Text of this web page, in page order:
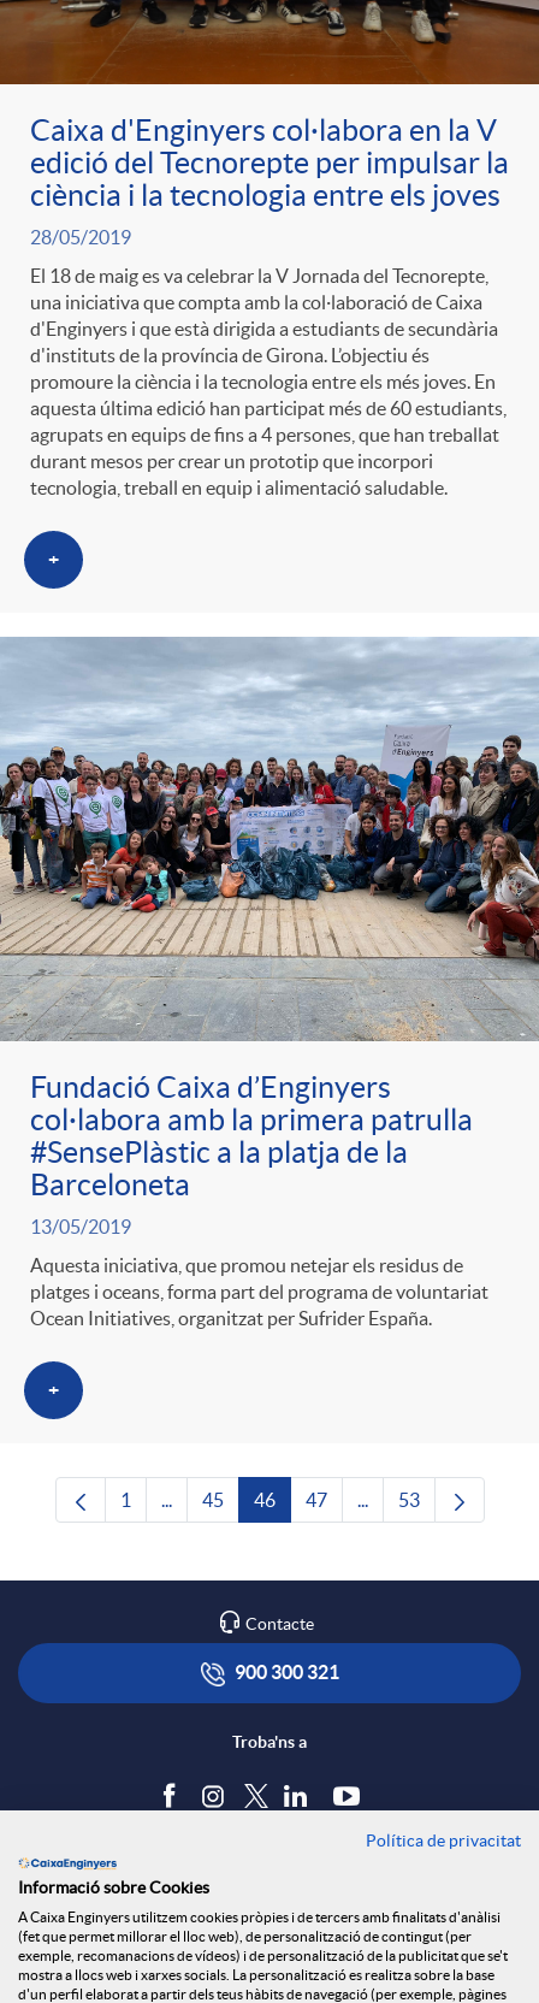
Caixa d'Enginyers col·labora en la V
edició del Tecnorepte per impulsar la
ciència i la tecnologia entre els joves
28/05/2019
El 18 de maig es va celebrar la V Jornada del Tecnorepte,
una iniciativa que compta amb la col·laboració de Caixa
d'Enginyers i que està dirigida a estudiants de secundària
d'instituts de la província de Girona. L’objectiu és
promoure la ciència i la tecnologia entre els més joves. En
aquesta última edició han participat més de 60 estudiants,
agrupats en equips de fins a 4 persones, que han treballat
durant mesos per crear un prototip que incorpori
tecnologia, treball en equip i alimentació saludable.
+
Fundació Caixa d’Enginyers
col·labora amb la primera patrulla
#SensePlàstic a la platja de la
Barceloneta
13/05/2019
Aquesta iniciativa, que promou netejar els residus de
platges i oceans, forma part del programa de voluntariat
Ocean Initiatives, organitzat per Sufrider España.
+
Pàgina
1 ...Pàgines intermèdies Utilitzeu TAB per
Pàgina
45 Pàgina
46 Pàgina
47 ...Pàgines intermèdies
Pàgina
53
Contacte
900 300 321
Troba'ns a
Política de cookies
Avís legal
Seguretat Online
Política de privacitat
Informació sobre Cookies
A Caixa Enginyers utilitzem cookies pròpies i de tercers amb finalitats d'anàlisi
(fet que permet millorar el lloc web), de personalització de contingut (per
exemple, recomanacions de vídeos) i de personalització de la publicitat que se't
mostra a llocs web i xarxes socials. La personalització es realitza sobre la base
d'un perfil elaborat a partir dels teus hàbits de navegació (per exemple, pàgines